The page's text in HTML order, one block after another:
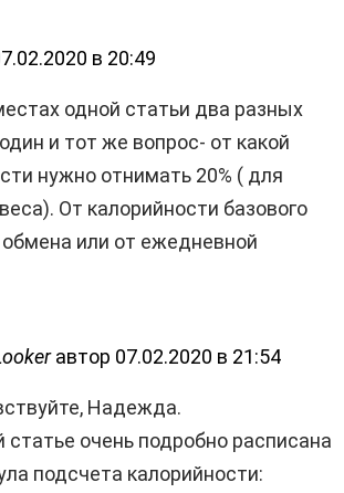
в 20:49
одной статьи два разных
и тот же вопрос- от какой
нужно отнимать 20% ( для
От калорийности базового
обмена или от ежедневной
автор 07.02.2020 в 21:54
Надежда.
статье очень подробно расписана
подсчета калорийности: